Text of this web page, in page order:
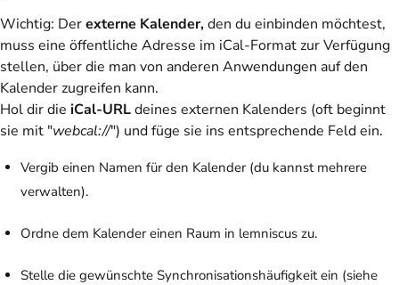
Wichtig: Derexterne Kalender,den du einbinden möchtest,
muss eine öffentliche Adresse im iCal-Format zur Verfügung
stellen, über die man von anderen Anwendungen auf den
Kalender zugreifen kann.
Hol dir die iCal-URLdeines externen Kalenders (oft beginnt
sie mit "webcal://") und füge sie ins entsprechende Feld ein.
Vergib einen Namen für den Kalender (du kannst mehrere
verwalten).
Ordne dem Kalender einen Raum in lemniscus zu.
Stelle die gewünschte Synchronisationshäufigkeit ein (siehe